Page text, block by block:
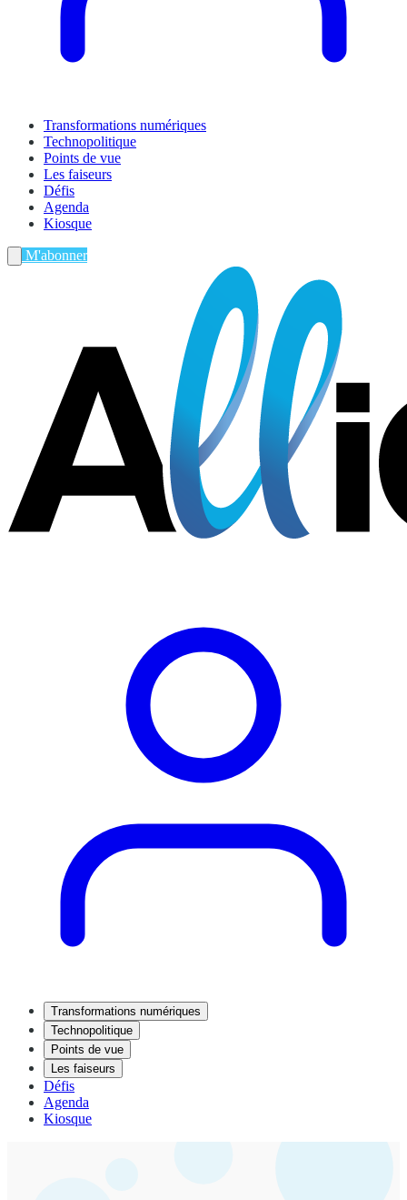
Transformations numériques
Technopolitique
Points de vue
Les faiseurs
Défis
Agenda
Kiosque
M'abonner
Transformations numériques
Technopolitique
Points de vue
Les faiseurs
Défis
Agenda
Kiosque